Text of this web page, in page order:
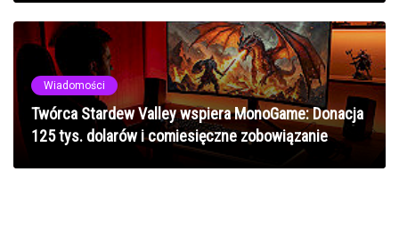
Wiadomości
Twórca Stardew Valley wspiera MonoGame: Donacja
125 tys. dolarów i comiesięczne zobowiązanie